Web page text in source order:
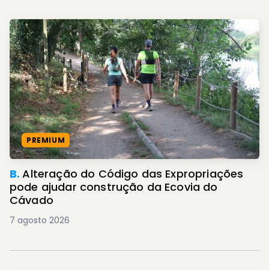
PREMIUM
B.Alteração do Código das Expropriações
pode ajudar construção da Ecovia do
Cávado
7 agosto 2026